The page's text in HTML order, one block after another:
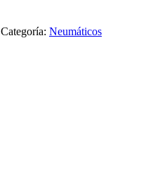
Categoría: Neumáticos